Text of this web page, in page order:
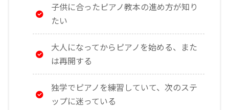
子供に合ったピアノ教本の進め方が知り
たい
大人になってからピアノを始める、また
は再開する
独学でピアノを練習していて、次のステ
ップに迷っている